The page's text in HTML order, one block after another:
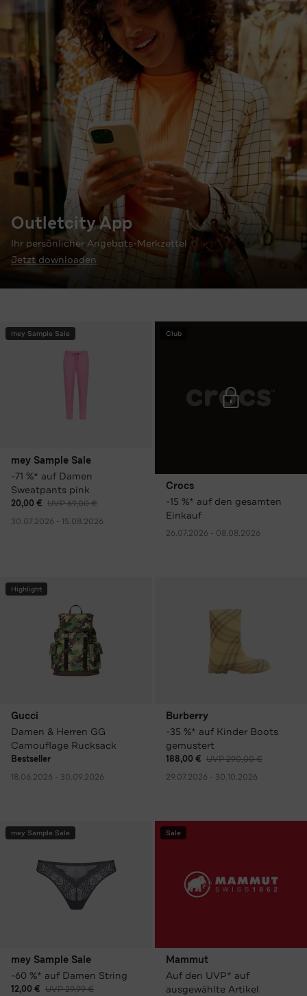
Outletcity App
Ihr persönlicher Angebots-Merkzettel
Jetzt downloaden
mey Sample Sale
mey Sample Sale
-71 %* auf Damen
Sweatpants pink
20,00 € UVP 69,00 €
30.07.2026 - 15.08.2026
Club
Crocs
-15 %* auf den gesamten
Einkauf
26.07.2026 - 08.08.2026
Highlight
Gucci
Damen & Herren GG
Camouflage Rucksack
Bestseller
18.06.2026 - 30.09.2026
Burberry
-35 %* auf Kinder Boots
gemustert
188,00 € UVP 290,00 €
29.07.2026 - 30.10.2026
mey Sample Sale
mey Sample Sale
-60 %* auf Damen String
12,00 € UVP 29,99 €
Sale
Mammut
Auf den UVP* auf
ausgewählte Artikel